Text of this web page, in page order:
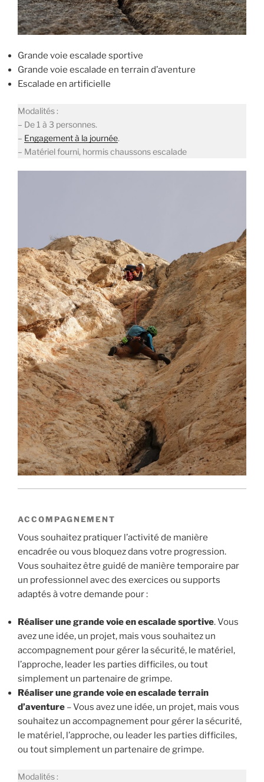
Grande voie escalade sportive
Grande voie escalade en terrain d’aventure
Escalade en artificielle
Modalités :
– De 1 à 3 personnes.
– Engagement à la journée.
– Matériel fourni, hormis chaussons escalade
ACCOMPAGNEMENT
Vous souhaitez pratiquer l’activité de manière
encadrée ou vous bloquez dans votre progression.
Vous souhaitez être guidé de manière temporaire par
un professionnel avec des exercices ou supports
adaptés à votre demande pour :
Réaliser une grande voie en escalade sportive. Vous
avez une idée, un projet, mais vous souhaitez un
accompagnement pour gérer la sécurité, le matériel,
l’approche, leader les parties difficiles, ou tout
simplement un partenaire de grimpe.
Réaliser une grande voie en escalade terrain
d’aventure – Vous avez une idée, un projet, mais vous
souhaitez un accompagnement pour gérer la sécurité,
le matériel, l’approche, ou leader les parties difficiles,
ou tout simplement un partenaire de grimpe.
Modalités :